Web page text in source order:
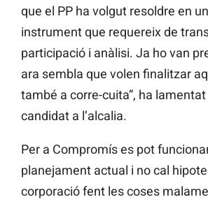
que el PP ha volgut resoldre en
instrument que requereix de
participació i anàlisi. Ja ho van
ara sembla que volen finalitzar
també a corre-cuita”, ha lamentat
candidat a l’alcalia.
Per a Compromís es pot
planejament actual i no cal
corporació fent les coses